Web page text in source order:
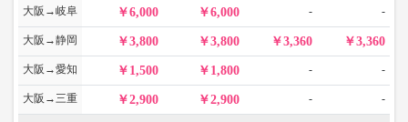
大阪→岐阜 6,000 6,000 - -
大阪→静岡 3,800 3,800 3,360 3,360
大阪→愛知 1,500 1,800 - -
大阪→三重 2,900 2,900 - -